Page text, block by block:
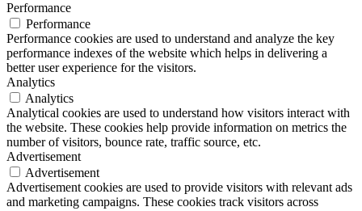
Performance
Performance
Performance cookies are used to understand and analyze the key
performance indexes of the website which helps in delivering a
better user experience for the visitors.
Analytics
Analytics
Analytical cookies are used to understand how visitors interact with
the website. These cookies help provide information on metrics the
number of visitors, bounce rate, traffic source, etc.
Advertisement
Advertisement
Advertisement cookies are used to provide visitors with relevant ads
and marketing campaigns. These cookies track visitors across